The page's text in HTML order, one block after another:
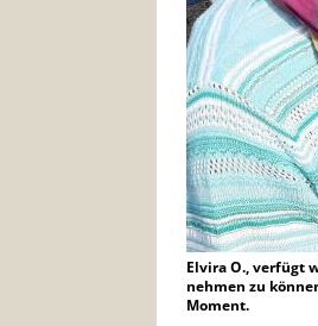
Elvira O., verfügt
nehmen zu
Moment.